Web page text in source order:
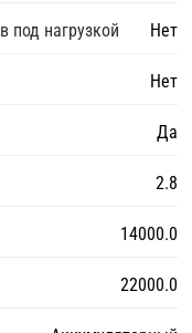
под нагрузкой Нет
Нет
Да
2.8
14000.0
22000.0